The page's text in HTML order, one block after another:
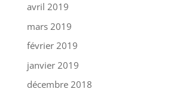
avril 2019
mars 2019
février 2019
janvier 2019
décembre 2018